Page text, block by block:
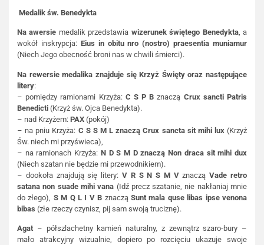
Medalik św. Benedykta
Na awersie medalik przedstawia wizerunek świętego Benedykta, a
wokół inskrypcja:Eius in obitu nro (nostro) praesentia muniamur
(Niech Jego obecność broni nas w chwili śmierci).
Na rewersie medalika znajduje się Krzyż Święty oraz następujące
litery:
– pomiędzy ramionami Krzyża: C S P B znaczą Crux sancti Patris
Benedicti (Krzyż św. Ojca Benedykta).
– nad Krzyżem: PAX (pokój)
– na pniu Krzyża: C S S M L znaczą Crux sancta sit mihi lux(Krzyż
Św. niech mi przyświeca),
– na ramionach Krzyża: N D S M D znaczą Non draca sit mihi dux
(Niech szatan nie będzie mi przewodnikiem).
– dookoła znajdują się litery: V R S N S M VznacząVade retro
satana non suade mihi vana (Idź precz szatanie, nie nakłaniaj mnie
do złego), S M Q L I V B znacząSunt mala quse libas ipse venona
bibas (złe rzeczy czynisz, pij sam swoją truciznę).
Agat – półszlachetny kamień naturalny, z zewnątrz szaro-bury –
mało atrakcyjny wizualnie, dopiero po rozcięciu ukazuje swoje